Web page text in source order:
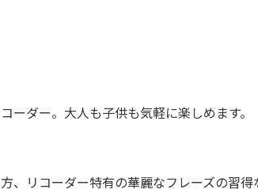
ーダー。大人も子供も気軽に楽しめます。
、リコーダー特有の華麗なフレーズの習